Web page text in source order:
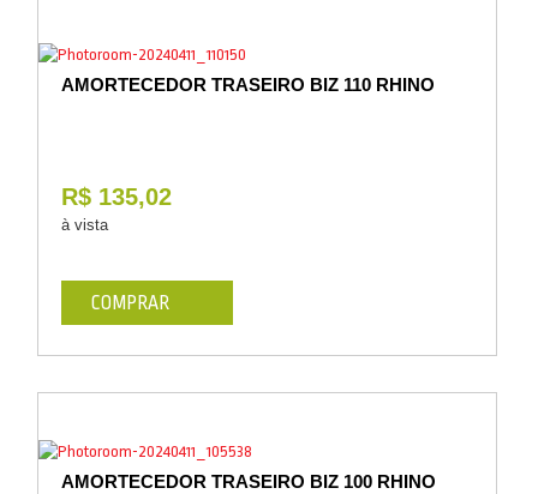
AMORTECEDOR TRASEIRO BIZ 110 RHINO
R$ 135,02
à vista
COMPRAR
AMORTECEDOR TRASEIRO BIZ 100 RHINO